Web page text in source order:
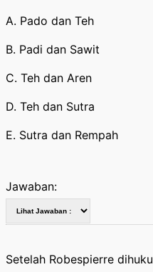
A. Pado dan Teh
B. Padi dan Sawit
C. Teh dan Aren
D. Teh dan Sutra
E. Sutra dan Rempah
Jawaban:
Setelah Robespierre